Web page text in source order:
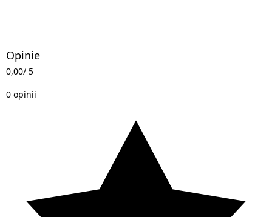
Opinie
0,00/ 5
0 opinii